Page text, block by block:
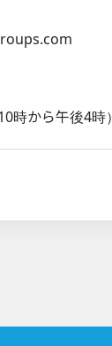
時から午後4時）